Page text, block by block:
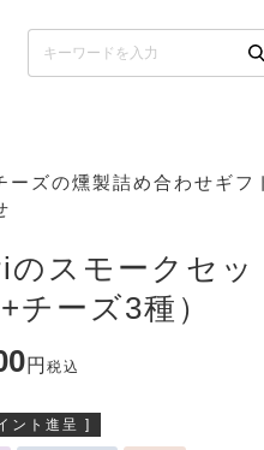
ト
ワイン
ウイス
その他（
布会）
ーズの燻製詰め合わせギ
のスモークセッ
チーズ3種）
税込
ント進呈 ]